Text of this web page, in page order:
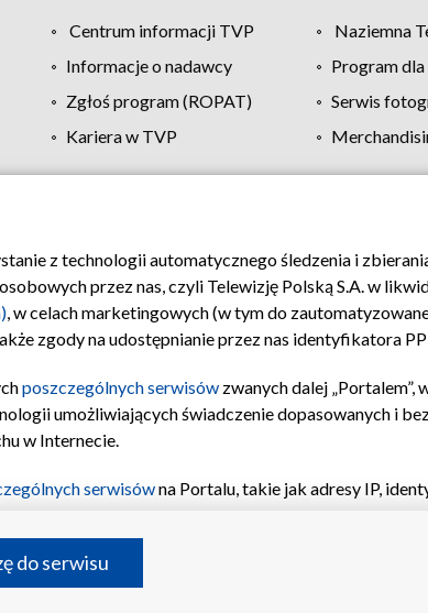
Centrum informacji TVP Naziemna
Informacje o nadawcy
Program
Zgłoś program (ROPAT)
Serwis
Kariera w TVP
Moje zgody Pomoc Biuro
z technologii automatycznego śledzenia i
przez nas, czyli Telewizję Polską S.A. w
, w celach marketingowych (w tym do
zgody na udostępnianie przez nas identyfikatora
poszczególnych serwisów zwanych dalej
umożliwiających świadczenie dopasowanych i
w Internecie.
serwisówna Portalu, takie jak adresy IP,
informacji na urządzeniu lub dostęp do nich,
treści, wyboru spersonalizowanych
i ulepszania produktów, zapewnienia
do serwisu